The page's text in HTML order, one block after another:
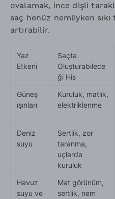
ovalamak, ince dişli
saç henüz nemliyken
artırabilir.
Yaz
Etkeni
Saçta
Oluşturabilece
ği His
Güneş
ışınları
Kuruluk, matlık,
elektriklenme
Deniz
suyu
Sertlik, zor
taranma,
uçlarda
kuruluk
Havuz
suyu ve
Mat görünüm,
sertlik, nem